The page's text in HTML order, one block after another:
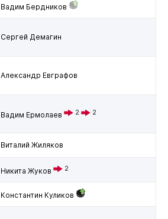
Вадим Бердников
Сергей Демагин
Александр Евграфов
Вадим Ермолаев 2 2
Виталий Жиляков
Никита Жуков 2
Константин Куликов